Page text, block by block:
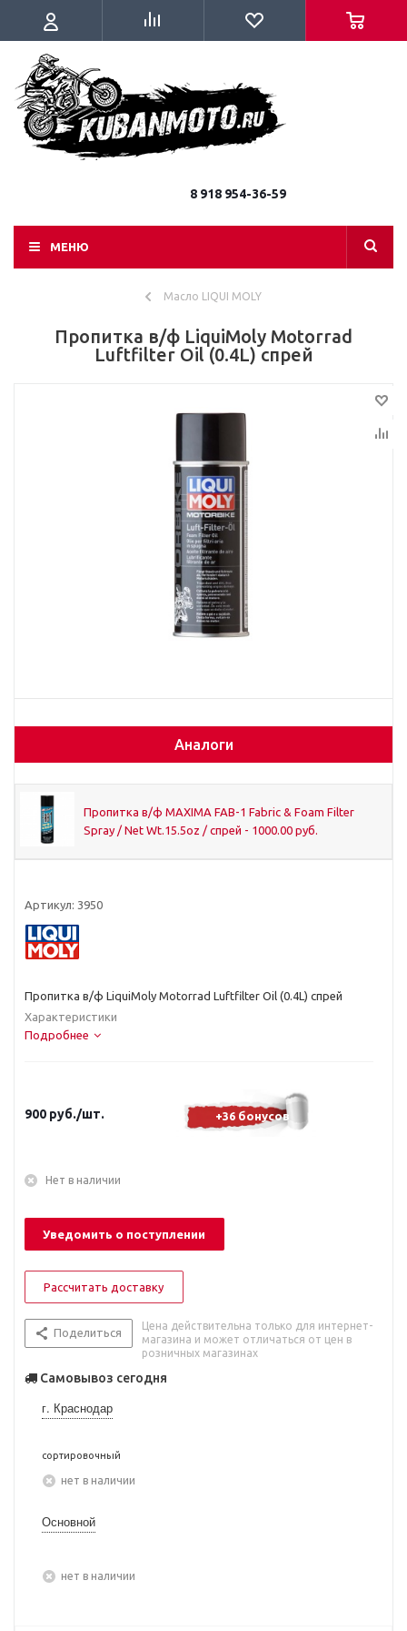
8 918 954-36-59
МЕНЮ
Масло LIQUI MOLY
Пропитка в/ф LiquiMoly Motorrad
Luftfilter Oil (0.4L) спрей
Аналоги
Пропитка в/ф MAXIMA FAB-1 Fabric & Foam Filter
Spray / Net Wt.15.5oz / спрей - 1000.00 руб.
Артикул: 3950
Пропитка в/ф LiquiMoly Motorrad Luftfilter Oil (0.4L) спрей
Характеристики
Подробнее
900 руб./шт. +36 бонусов
Нет в наличии
Уведомить о поступлении
Рассчитать доставку
Поделиться
Цена действительна только для интернет-
магазина и может отличаться от цен в
розничных магазинах
Самовывоз сегодня
г. Краснодар
сортировочный
Нет в наличии
Основной
Нет в наличии